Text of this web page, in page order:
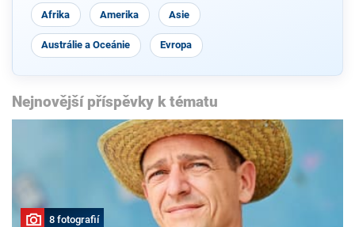
Afrika Amerika Asie
Austrálie a Oceánie Evropa
Nejnovější příspěvky k tématu
8 fotografií